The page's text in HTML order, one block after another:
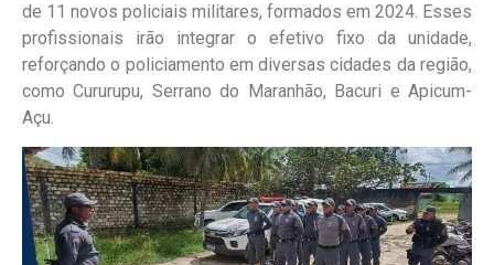
de 11 novos policiais militares, formados em 2024. Esses
profissionais irão integrar o efetivo fixo da unidade,
reforçando o policiamento em diversas cidades da região,
como Cururupu, Serrano do Maranhão, Bacuri e Apicum-
Açu.